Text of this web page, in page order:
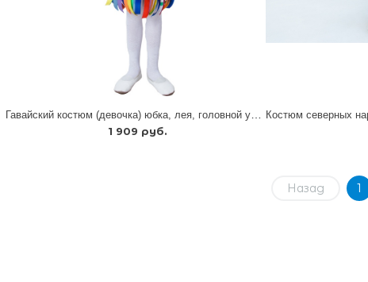
Гавайский костюм (девочка) юбка, лея, головной убор
1 909 руб.
Назад 1